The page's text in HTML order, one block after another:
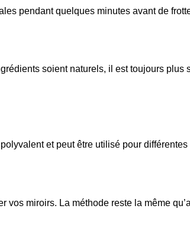
pendant quelques minutes avant de
soient naturels, il est toujours plus
et peut être utilisé pour différentes
vos miroirs. La méthode reste la même